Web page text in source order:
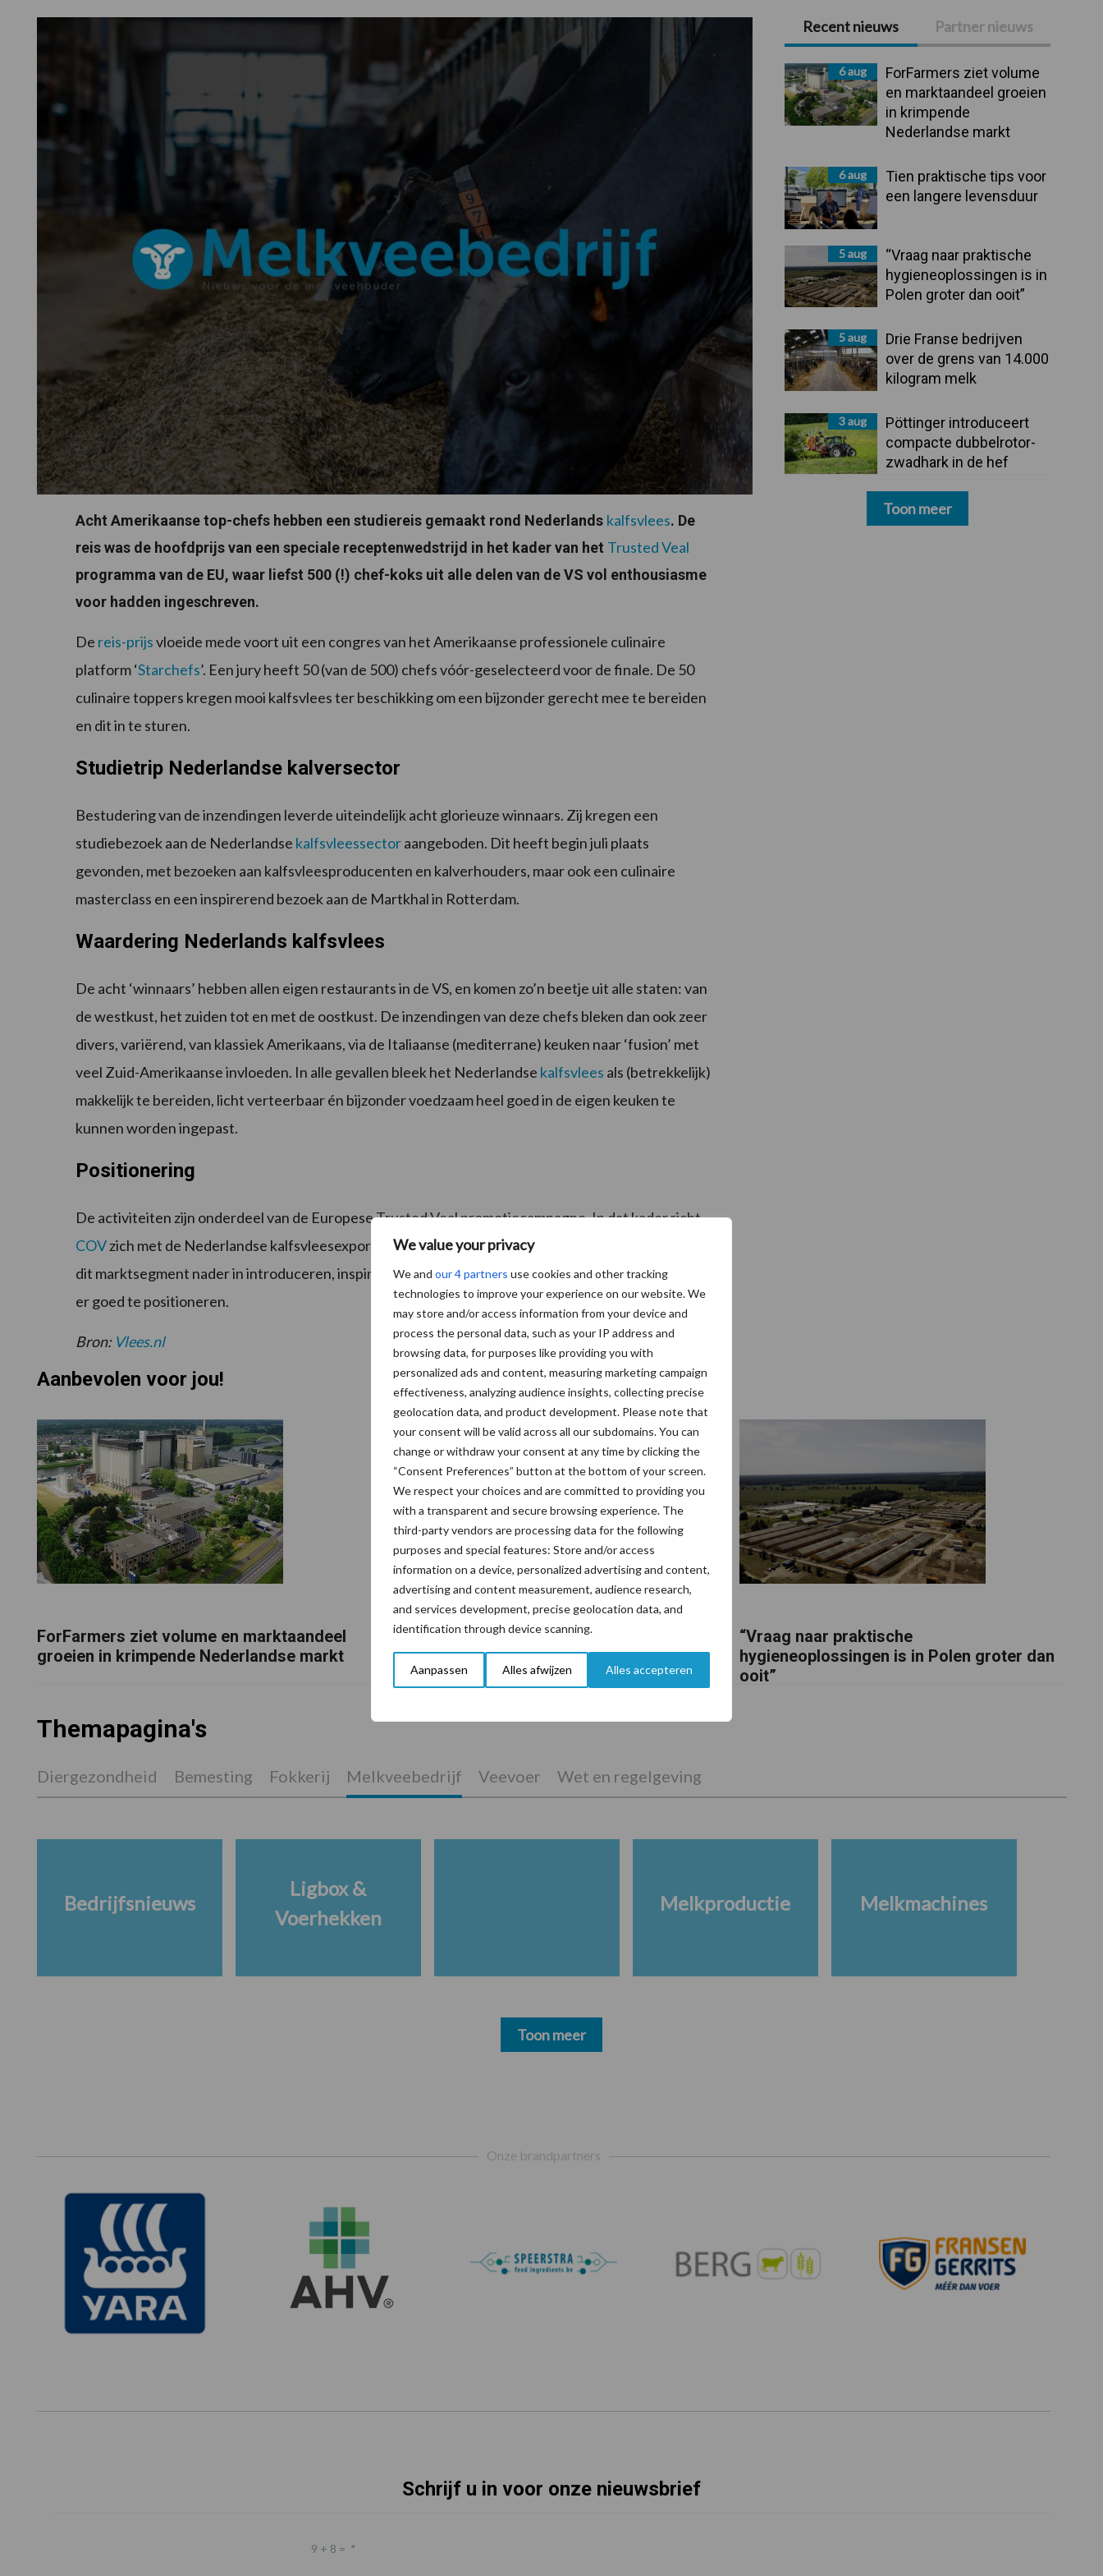
We value your privacy
We and our 4 partners use cookies and other tracking
technologies to improve your experience on our website. We
may store and/or access information from your device and
process the personal data, such as your IP address and
browsing data, for purposes like providing you with
personalized ads and content, measuring marketing campaign
effectiveness, analyzing audience insights, collecting precise
geolocation data, and product development. Please note that
your consent will be valid across all our subdomains. You can
change or withdraw your consent at any time by clicking the
“Consent Preferences” button at the bottom of your screen.
We respect your choices and are committed to providing you
with a transparent and secure browsing experience. The
third-party vendors are processing data for the following
purposes and special features: Store and/or access
information on a device, personalized advertising and content,
advertising and content measurement, audience research,
and services development, precise geolocation data, and
identification through device scanning.
Aanpassen Alles afwijzen Alles accepteren
Acht Amerikaanse top-chefs hebben een studiereis gemaakt rond Nederlands kalfsvlees. De
reis was de hoofdprijs van een speciale receptenwedstrijd in het kader van het Trusted Veal
programma van de EU, waar liefst 500 (!) chef-koks uit alle delen van de VS vol enthousiasme
voor hadden ingeschreven.
De reis-prijsvloeide mede voort uit een congres van het Amerikaanse professionele culinaire
platform ‘Starchefs’. Een jury heeft 50 (van de 500) chefs vóór-geselecteerd voor de finale. De 50
culinaire toppers kregen mooi kalfsvlees ter beschikking om een bijzonder gerecht mee te bereiden
en dit in te sturen.
Studietrip Nederlandse kalversector
Bestudering van de inzendingen leverde uiteindelijk acht glorieuze winnaars. Zij kregen een
studiebezoek aan de Nederlandse kalfsvleessectoraangeboden. Dit heeft begin juli plaats
gevonden, met bezoeken aan kalfsvleesproducenten en kalverhouders, maar ook een culinaire
masterclass en een inspirerend bezoek aan de Martkhal in Rotterdam.
Waardering Nederlands kalfsvlees
De acht ‘winnaars’ hebben allen eigen restaurants in de VS, en komen zo’n beetje uit alle staten: van
de westkust, het zuiden tot en met de oostkust. De inzendingen van deze chefs bleken dan ook zeer
divers, variërend, van klassiek Amerikaans, via de Italiaanse (mediterrane) keuken naar ‘fusion’ met
veel Zuid-Amerikaanse invloeden. In alle gevallen bleek het Nederlandse kalfsvlees als (betrekkelijk)
makkelijk te bereiden, licht verteerbaar én bijzonder voedzaam heel goed in de eigen keuken te
kunnen worden ingepast.
Positionering
De activiteiten zijn onderdeel van de Europese Trusted Veal promotiecampagne. In dat kader richt
COVzich met de Nederlandse kalfsvleesexporteurs mede op de restaurantchefs in de VS. Doel is om
dit marktsegment nader in introduceren, inspirerende impulsen te geven en Nederlands kalfsvlees
er goed te positioneren.
Bron: Vlees.nl
Primaire
Sidebar
Recent nieuws Partner nieuws
6 aug
ForFarmers ziet volume
en marktaandeel groeien
in krimpende
Nederlandse markt
6 aug
Tien praktische tips voor
een langere levensduur
5 aug
“Vraag naar praktische
hygieneoplossingen is in
Polen groter dan ooit”
5 aug
Drie Franse bedrijven
over de grens van 14.000
kilogram melk
3 aug
Pöttinger introduceert
compacte dubbelrotor-
zwadhark in de hef
Toon meer
Aanbevolen voor jou!
ForFarmers ziet volume en marktaandeel
groeien in krimpende Nederlandse markt
Tien praktische tips voor een langere
levensduur
“Vraag naar praktische
hygieneoplossingen is in Polen groter dan
ooit”
Themapagina's
Diergezondheid Bemesting Fokkerij Melkveebedrijf Veevoer Wet en regelgeving
Bedrijfsnieuws
Ligbox &
Voerhekken
Melkproductie Melkmachines
Toon meer
Onze brandpartners
Schrijf u in voor onze nieuwsbrief
9 + 8 = *